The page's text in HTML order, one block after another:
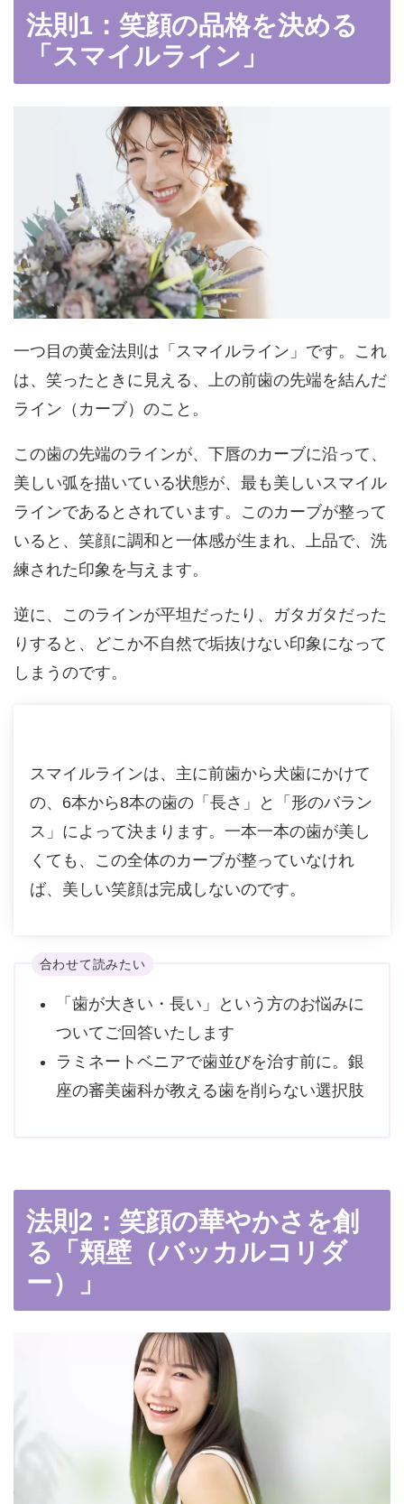
法則1：笑顔の品格を決める
「スマイルライン」
一つ目の黄金法則は「スマイルライン」です。これ
は、笑ったときに見える、上の前歯の先端を結んだ
ライン（カーブ）のこと。
この歯の先端のラインが、下唇のカーブに沿って、
美しい弧を描いている状態が、最も美しいスマイル
ラインであるとされています。このカーブが整って
いると、笑顔に調和と一体感が生まれ、上品で、洗
練された印象を与えます。
逆に、このラインが平坦だったり、ガタガタだった
りすると、どこか不自然で垢抜けない印象になって
しまうのです。
スマイルラインは、主に前歯から犬歯にかけて
の、6本から8本の歯の「長さ」と「形のバラン
ス」によって決まります。一本一本の歯が美し
くても、この全体のカーブが整っていなけれ
ば、美しい笑顔は完成しないのです。
合わせて読みたい
「歯が大きい・長い」という方のお悩みに
ついてご回答いたします
ラミネートベニアで歯並びを治す前に。銀
座の審美歯科が教える歯を削らない選択肢
法則2：笑顔の華やかさを創
る「頬壁（バッカルコリダ
ー）」